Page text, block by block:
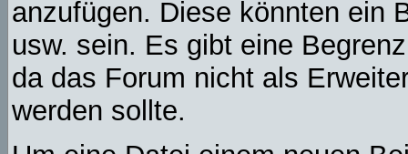
anzufügen. Diese könnten ein
usw. sein. Es gibt eine
da das Forum nicht als
werden sollte.